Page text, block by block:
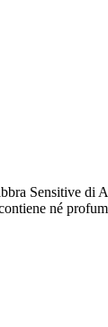
Sensitive
né